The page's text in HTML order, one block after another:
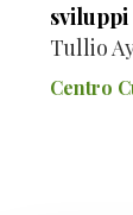
Tullio
Centro